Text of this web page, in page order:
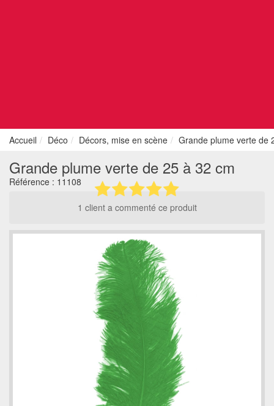
Accueil Déco Décors, mise en scène Grande plume verte de
Grande plume verte de 25 à 32 cm
Référence : 11108
1 client a commenté ce produit